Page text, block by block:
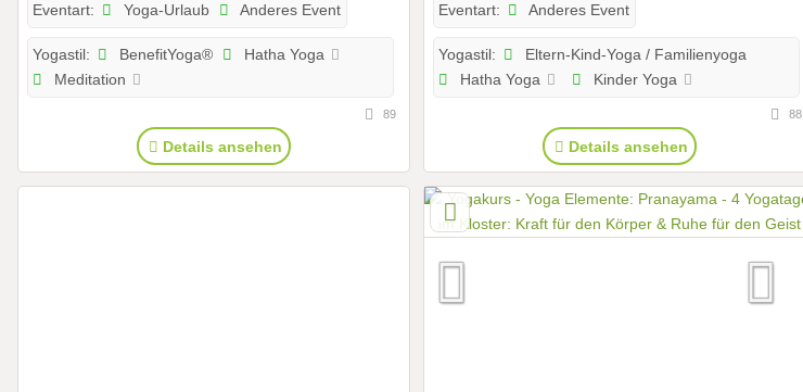
Eventart: Yoga-Urlaub Anderes Event
Yogastil: BenefitYoga®
Hatha Yoga
Meditation
89
Details ansehen
Eventart: Anderes Event
Yogastil:
Eltern-Kind-Yoga / Familienyoga
Hatha Yoga
Kinder Yoga
88
Details ansehen